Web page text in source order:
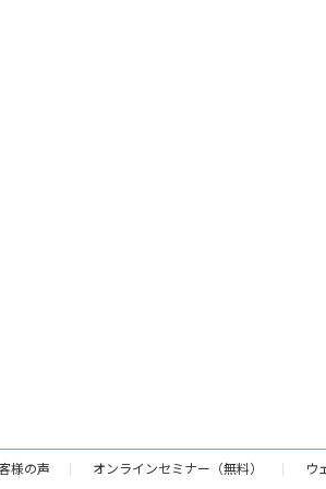
様の声 オンラインセミナー（無料） ウ